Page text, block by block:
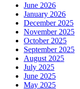
June 2026
January 2026
December 2025
November 2025
October 2025
September 2025
August 2025
July 2025
June 2025
May 2025